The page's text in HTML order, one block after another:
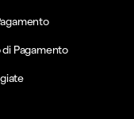
Pagamento